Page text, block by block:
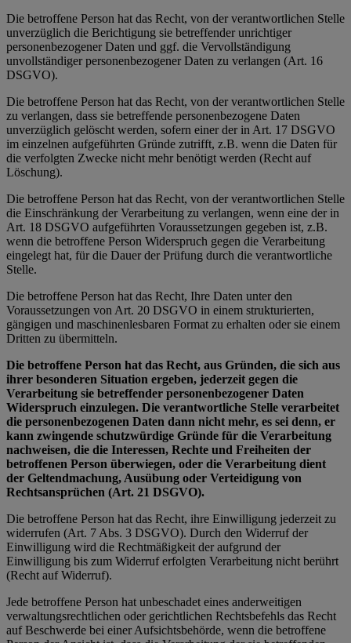
Die betroffene Person hat das Recht, von der verantwortlichen Stelle
unverzüglich die Berichtigung sie betreffender unrichtiger
personenbezogener Daten und ggf. die Vervollständigung
unvollständiger personenbezogener Daten zu verlangen (Art. 16
DSGVO).
Die betroffene Person hat das Recht, von der verantwortlichen Stelle
zu verlangen, dass sie betreffende personenbezogene Daten
unverzüglich gelöscht werden, sofern einer der in Art. 17 DSGVO
im einzelnen aufgeführten Gründe zutrifft, z.B. wenn die Daten für
die verfolgten Zwecke nicht mehr benötigt werden (Recht auf
Löschung).
Die betroffene Person hat das Recht, von der verantwortlichen Stelle
die Einschränkung der Verarbeitung zu verlangen, wenn eine der in
Art. 18 DSGVO aufgeführten Voraussetzungen gegeben ist, z.B.
wenn die betroffene Person Widerspruch gegen die Verarbeitung
eingelegt hat, für die Dauer der Prüfung durch die verantwortliche
Stelle.
Die betroffene Person hat das Recht, Ihre Daten unter den
Voraussetzungen von Art. 20 DSGVO in einem strukturierten,
gängigen und maschinenlesbaren Format zu erhalten oder sie einem
Dritten zu übermitteln.
Die betroffene Person hat das Recht, aus Gründen, die sich aus
ihrer besonderen Situation ergeben, jederzeit gegen die
Verarbeitung sie betreffender personenbezogener Daten
Widerspruch einzulegen. Die verantwortliche Stelle verarbeitet
die personenbezogenen Daten dann nicht mehr, es sei denn, er
kann zwingende schutzwürdige Gründe für die Verarbeitung
nachweisen, die die Interessen, Rechte und Freiheiten der
betroffenen Person überwiegen, oder die Verarbeitung dient
der Geltendmachung, Ausübung oder Verteidigung von
Rechtsansprüchen (Art. 21 DSGVO).
Die betroffene Person hat das Recht, ihre Einwilligung jederzeit zu
widerrufen (Art. 7 Abs. 3 DSGVO). Durch den Widerruf der
Einwilligung wird die Rechtmäßigkeit der aufgrund der
Einwilligung bis zum Widerruf erfolgten Verarbeitung nicht berührt
(Recht auf Widerruf).
Jede betroffene Person hat unbeschadet eines anderweitigen
verwaltungsrechtlichen oder gerichtlichen Rechtsbefehls das Recht
auf Beschwerde bei einer Aufsichtsbehörde, wenn die betroffene